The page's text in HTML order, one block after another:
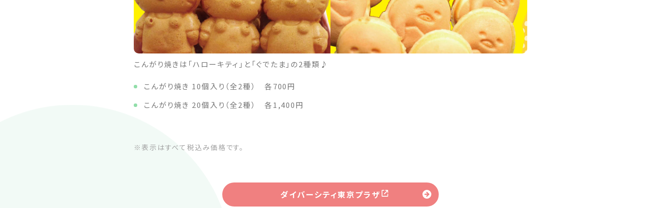
こんがり焼きは「ハローキティ」と「ぐでたま」の2種類♪
こんがり焼き 10個入り（全2種） 各700円
こんがり焼き 20個入り（全2種） 各1,400円
※表示はすべて税込み価格です。
ダイバーシティ東京プラザ